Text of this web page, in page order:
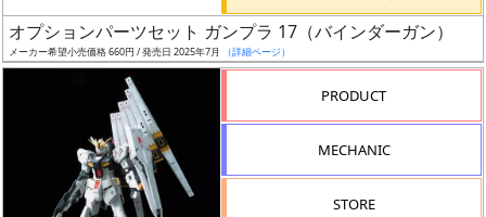
日
発
売
オプションパーツセット ガンプラ 17（バインダーガン）
メーカー希望小売価格 660円 / 発売日 2025年7月 （詳細ページ）
PRODUCT
MECHANIC
STORE